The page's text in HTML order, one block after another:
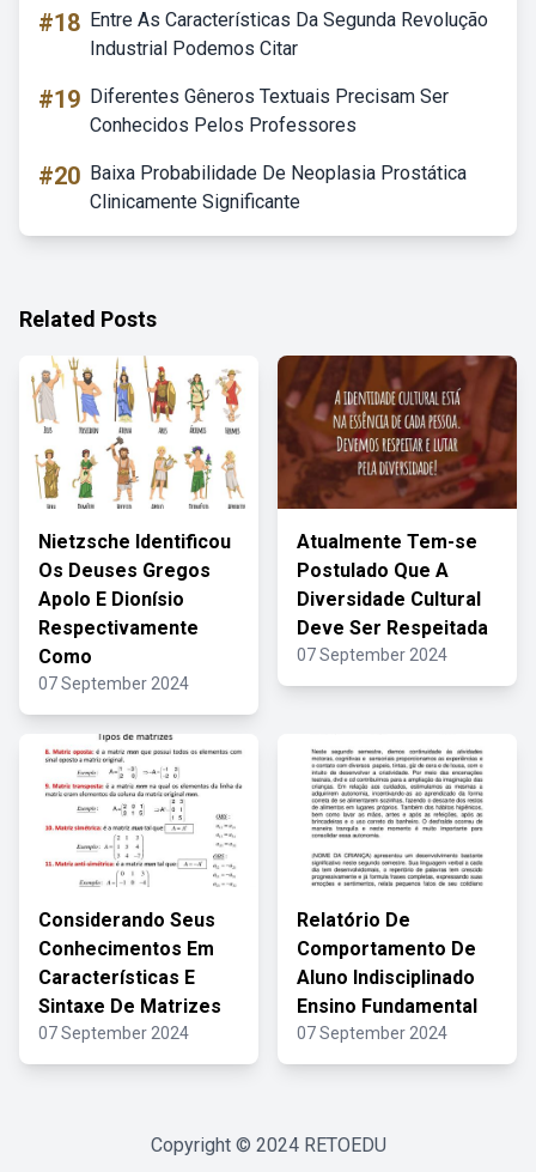
#18 Entre As Características Da Segunda Revolução
Industrial Podemos Citar
#19 Diferentes Gêneros Textuais Precisam Ser
Conhecidos Pelos Professores
#20 Baixa Probabilidade De Neoplasia Prostática
Clinicamente Significante
Related Posts
Nietzsche Identificou
Os Deuses Gregos
Apolo E Dionísio
Respectivamente
Como
07 September 2024
Atualmente Tem-se
Postulado Que A
Diversidade Cultural
Deve Ser Respeitada
07 September 2024
Considerando Seus
Conhecimentos Em
Características E
Sintaxe De Matrizes
07 September 2024
Relatório De
Comportamento De
Aluno Indisciplinado
Ensino Fundamental
07 September 2024
Copyright © 2024 RETOEDU